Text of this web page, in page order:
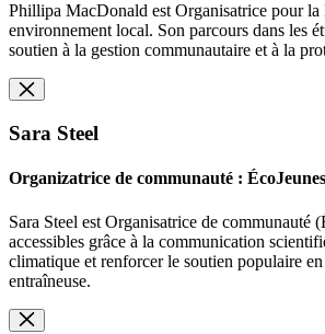
Phillipa MacDonald est Organisatrice pour la
environnement local. Son parcours dans les
soutien à la gestion communautaire et à la
Sara Steel
Organizatrice de communauté :
Sara Steel est Organisatrice de communauté
accessibles grâce à la communication
climatique et renforcer le soutien populaire
entraîneuse.